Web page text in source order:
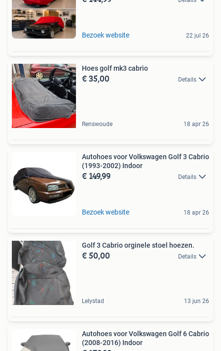
Bezoek website 22 jul 26
Hoes golf mk3 cabrio
€ 35,00 Details
Renswoude 18 apr 26
Autohoes voor Volkswagen Golf 3 Cabrio
(1993-2002) Indoor
€ 149,99 Details
Bezoek website 18 apr 26
Golf 3 Cabrio orginele stoel hoezen.
€ 50,00 Details
Lelystad 13 jun 26
Autohoes voor Volkswagen Golf 6 Cabrio
(2008-2016) Indoor